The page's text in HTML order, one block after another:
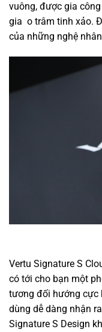
vuông, được gia
gia o trâm tinh xảo.
của những nghệ
Vertu Signature S
có tới cho bạn một
tương đối hướng cực
dùng dễ dàng nhận
Signature S Design